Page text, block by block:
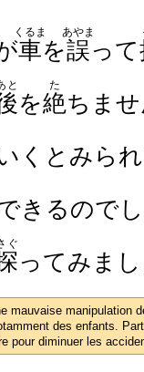
車
くるま
を誤
あやま
って
と
を絶
た
ちませ
くとみら
きるので
ぐ
ってみまし
mauvaise manipulation
des enfants.
pour diminuer les